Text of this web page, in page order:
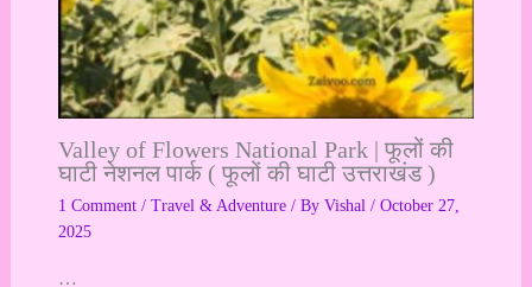
Valley of Flowers National Park | फूलों की
घाटी नेशनल पार्क ( फूलों की घाटी उत्तराखंड )
1 Comment / Travel & Adventure/ By Vishal / October 27,
2025
…